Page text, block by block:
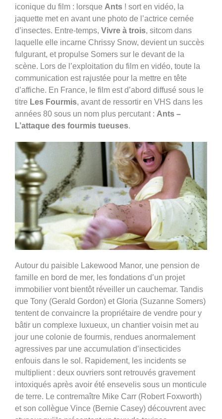
iconique du film : lorsque Ants ! sort en vidéo, la
jaquette met en avant une photo de l’actrice cernée
d’insectes. Entre-temps, Vivre à trois, sitcom dans
laquelle elle incarne Chrissy Snow, devient un succès
fulgurant, et propulse Somers sur le devant de la
scène. Lors de l’exploitation du film en vidéo, toute la
communication est rajustée pour la mettre en tête
d’affiche. En France, le film est d’abord diffusé sous le
titre Les Fourmis, avant de ressortir en VHS dans les
années 80 sous un nom plus percutant : Ants –
L’attaque des fourmis tueuses.
Autour du paisible Lakewood Manor, une pension de
famille en bord de mer, les fondations d’un projet
immobilier vont bientôt réveiller un cauchemar. Tandis
que Tony (Gerald Gordon) et Gloria (Suzanne Somers)
tentent de convaincre la propriétaire de vendre pour y
bâtir un complexe luxueux, un chantier voisin met au
jour une colonie de fourmis, rendues anormalement
agressives par une accumulation d’insecticides
enfouis dans le sol. Rapidement, les incidents se
multiplient : deux ouvriers sont retrouvés gravement
intoxiqués après avoir été ensevelis sous un monticule
de terre. Le contremaître Mike Carr (Robert Foxworth)
et son collègue Vince (Bernie Casey) découvrent avec